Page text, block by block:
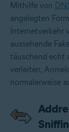
Mithilfe von
angelegten
Internetverkehr
aussehende
täuschend echt
verleiten,
normalerweise